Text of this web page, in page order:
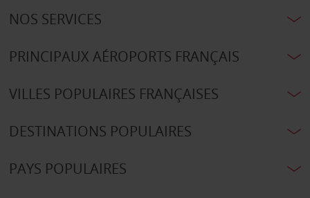
NOS SERVICES
PRINCIPAUX AÉROPORTS FRANÇAIS
VILLES POPULAIRES FRANÇAISES
DESTINATIONS POPULAIRES
PAYS POPULAIRES